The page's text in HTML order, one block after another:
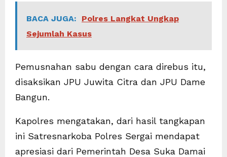
BACA JUGA:
Polres Langkat Ungkap
Sejumlah Kasus
Pemusnahan sabu dengan cara direbus itu,
disaksikan JPU Juwita Citra dan JPU Dame
Bangun.
Kapolres mengatakan, dari hasil tangkapan
ini Satresnarkoba Polres Sergai mendapat
apresiasi dari Pemerintah Desa Suka Damai